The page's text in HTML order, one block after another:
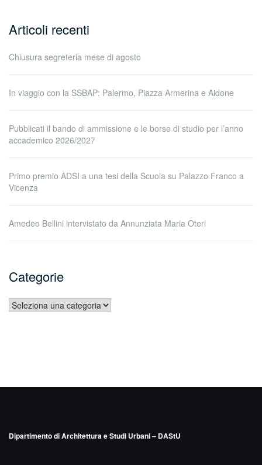
Articoli recenti
Chiusura segreteria mese di agosto
In viaggio con la SSBAP: Palermo, Piazza Armerina e Aidone
Pubblicati il bando di ammissione e le borse di studio per l’anno
accademico 2026/2027
Primo premio ADSI a una tesi della Scuola su Palazzo Franco a
Vicenza
Amedeo Bellini intervistato da Annunziata Maria Oteri
Categorie
Categorie
Dipartimento di Architettura e Studi Urbani – DAStU